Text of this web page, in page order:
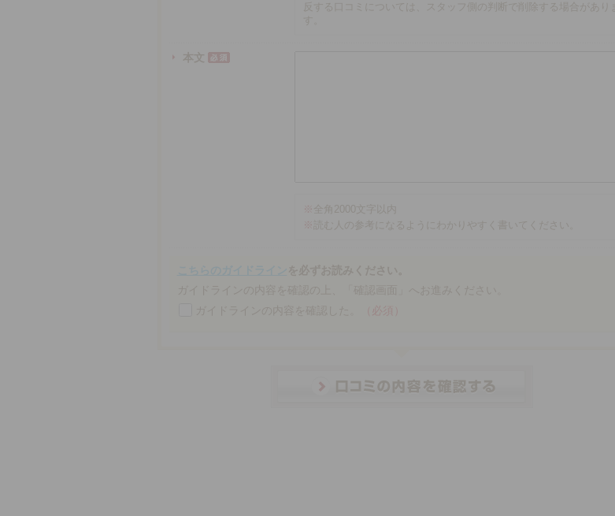
反する口コミについては、スタッフ側の判断で削除する場合がありま
本文
※ 全角2000文字以内
※ 読む人の参考になるようにわかりやすく書いてください。
（必須）